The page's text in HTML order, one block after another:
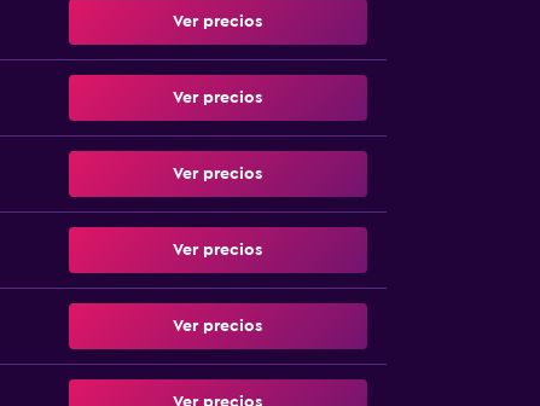
Ver precios
Ver precios
Ver precios
Ver precios
Ver precios
Ver precios